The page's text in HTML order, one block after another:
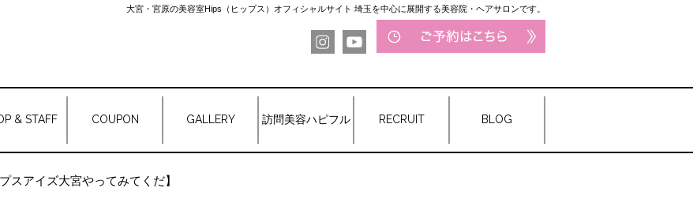
大宮・宮原の美容室Hips（ヒップス）オフィシャルサイト 埼玉を中心に展開する美容院・ヘアサロンです。
& STAFF COUPON GALLERY 訪問美容ハピフル RECRUIT BLOG
スアイズ大宮やってみてくだ】